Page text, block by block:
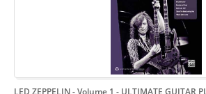
LED ZEPPELIN - Volume 1 - ULTIMATE GUITAR